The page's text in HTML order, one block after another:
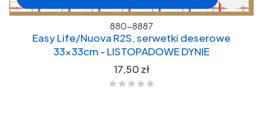
880-8887
Easy Life/Nuova R2S, serwetki deserowe
33x33cm - LISTOPADOWE DYNIE
Cena
17,50 zł